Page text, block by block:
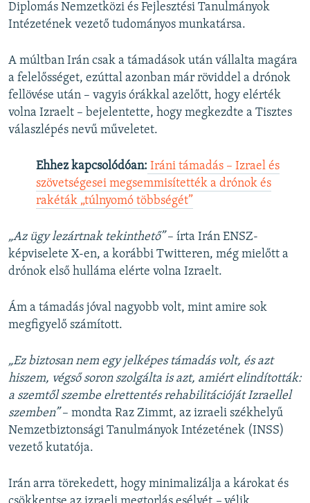
Diplomás Nemzetközi és Fejlesztési Tanulmányok
Intézetének vezető tudományos munkatársa.
A múltban Irán csak a támadások után vállalta magára
a felelősséget, ezúttal azonban már röviddel a drónok
fellövése után – vagyis órákkal azelőtt, hogy elérték
volna Izraelt – bejelentette, hogy megkezdte a Tisztes
válaszlépés nevű műveletet.
Ehhez kapcsolódóan: Iráni támadás – Izrael és
szövetségesei megsemmisítették a drónok és
rakéták „túlnyomó többségét”
„Az ügy lezártnak tekinthető”– írta Irán ENSZ-
képviselete X-en, a korábbi Twitteren, még mielőtt a
drónok első hulláma elérte volna Izraelt.
Ám a támadás jóval nagyobb volt, mint amire sok
megfigyelő számított.
„Ez biztosan nem egy jelképes támadás volt, és azt
hiszem, végső soron szolgálta is azt, amiért elindították:
a szemtől szembe elrettentés rehabilitációját Izraellel
szemben” – mondta Raz Zimmt, az izraeli székhelyű
Nemzetbiztonsági Tanulmányok Intézetének (INSS)
vezető kutatója.
Irán arra törekedett, hogy minimalizálja a károkat és